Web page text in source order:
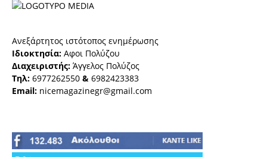
Ανεξάρτητος ιστότοπος ενημέρωσης
Ιδιοκτησία: Αφοι Πολύζου
Διαχειριστής: Άγγελος Πολύζος
Τηλ: 6977262550 & 6982423383
Email: nicemagazinegr@gmail.com